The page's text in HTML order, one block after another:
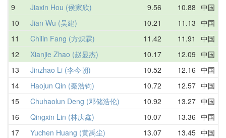
9 Jiaxin Hou (侯家欣) 9.56 10.88 中国
10 Jian Wu (吴建) 10.21 11.13 中国
11 Chilin Fang (方炽霖) 11.42 11.91 中国
12 Xianjie Zhao (赵显杰) 10.17 12.09 中国
13 Jinzhao Li (李今朝) 10.52 12.16 中国
14 Haojun Qin (秦浩钧) 10.72 12.57 中国
15 Chuhaolun Deng (邓储浩伦) 10.92 13.27 中国
16 Qingxin Lin (林庆鑫) 10.07 13.36 中国
17 Yuchen Huang (黄禹尘) 13.07 13.45 中国